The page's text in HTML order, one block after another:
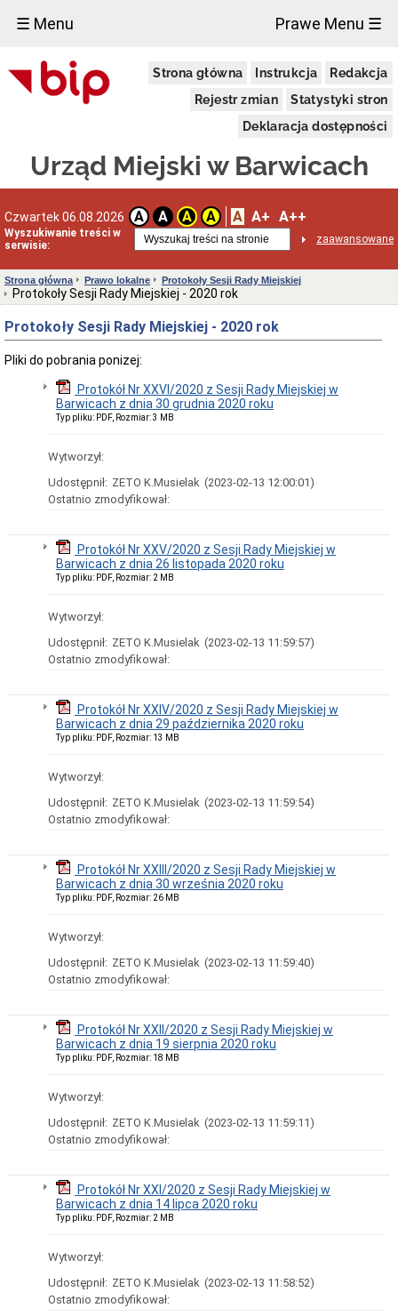
☰ Menu Prawe Menu ☰
Strona główna Instrukcja
Redakcja
Rejestr zmian
Statystyki stron
Deklaracja dostępności
Urząd Miejski w Barwicach
Czwartek 06.08.2026 A A A A A A+ A++
Wyszukiwanie treści w
serwisie:
zaawansowane
Wybory
Referendum
ogólnokrajowe
Wybory
Prezydenta
Rzeczypospolitej
Polskiej
Wybory
do
Parlamentu
Wybory
Sejmu
Senatu
Samorządowe
adresowe
godziny
otwarcia
Przyjęcia
wniosków
Urzędu
Ogłoszenia
stanowiska
Zgromadzenia
publiczne
Danych
Osobowych
Działalność
lobbingowa
lokalne
Statut
Uchwały
Regulamin
Miejskiego
Barwicach
Protokoły
Miejskiej
Obwieszczenia
opublikowane
dzienniku
wojewódzkim
Strona główna Prawo lokalne Protokoły Sesji Rady Miejskiej
Protokoły Sesji Rady Miejskiej - 2020 rok
Protokoły Sesji Rady Miejskiej - 2020 rok
Pliki do pobrania ponizej:
Protokół Nr XXVI/2020 z Sesji Rady Miejskiej w
Barwicach z dnia 30 grudnia 2020 roku
Typ pliku: PDF, Rozmiar: 3 MB
Wytworzył:
Udostępnił: ZETO K.Musielak (2023-02-13 12:00:01)
Ostatnio zmodyfikował:
Protokół Nr XXV/2020 z Sesji Rady Miejskiej w
Barwicach z dnia 26 listopada 2020 roku
Typ pliku: PDF, Rozmiar: 2 MB
Wytworzył:
Udostępnił: ZETO K.Musielak (2023-02-13 11:59:57)
Ostatnio zmodyfikował:
Protokół Nr XXIV/2020 z Sesji Rady Miejskiej w
Barwicach z dnia 29 października 2020 roku
Typ pliku: PDF, Rozmiar: 13 MB
Wytworzył:
Udostępnił: ZETO K.Musielak (2023-02-13 11:59:54)
Ostatnio zmodyfikował:
Protokół Nr XXIII/2020 z Sesji Rady Miejskiej w
Barwicach z dnia 30 września 2020 roku
Typ pliku: PDF, Rozmiar: 26 MB
Wytworzył:
Udostępnił: ZETO K.Musielak (2023-02-13 11:59:40)
Ostatnio zmodyfikował:
Protokół Nr XXII/2020 z Sesji Rady Miejskiej w
Barwicach z dnia 19 sierpnia 2020 roku
Typ pliku: PDF, Rozmiar: 18 MB
Wytworzył:
Udostępnił: ZETO K.Musielak (2023-02-13 11:59:11)
Ostatnio zmodyfikował:
Protokół Nr XXI/2020 z Sesji Rady Miejskiej w
Barwicach z dnia 14 lipca 2020 roku
Typ pliku: PDF, Rozmiar: 2 MB
Wytworzył:
Udostępnił: ZETO K.Musielak (2023-02-13 11:58:52)
Ostatnio zmodyfikował:
×